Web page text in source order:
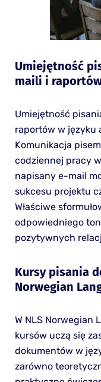
Umiejętność
maili i
Umiejętność
raportów w języku
Komunikacja
codziennej pracy
napisany e-mail
sukcesu projektu
Właściwe
odpowiedniego
pozytywnych
Kursy pisania
Norwegian
W NLS Norwegian
kursów uczą się
dokumentów w
zarówno